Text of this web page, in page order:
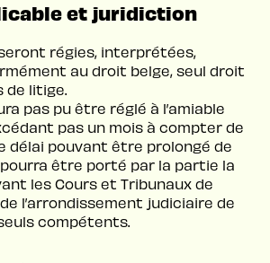
et juridiction
régies, interprétées,
au droit belge, seul droit
de litige.
pas pu être réglé à l’amiable
pas un mois à compter de
délai pouvant être prolongé de
être porté par la partie la
les Cours et Tribunaux de
l’arrondissement judiciaire de
compétents.